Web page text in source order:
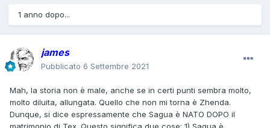
1 anno dopo...
james
Pubblicato 6 Settembre 2021
Mah, la storia non è male, anche se in certi punti sembra molto,
molto diluita, allungata. Quello che non mi torna è Zhenda.
Dunque, si dice espressamente che Sagua è NATO DOPO il
matrimonio di Tex. Questo significa due cose: 1) Sagua è